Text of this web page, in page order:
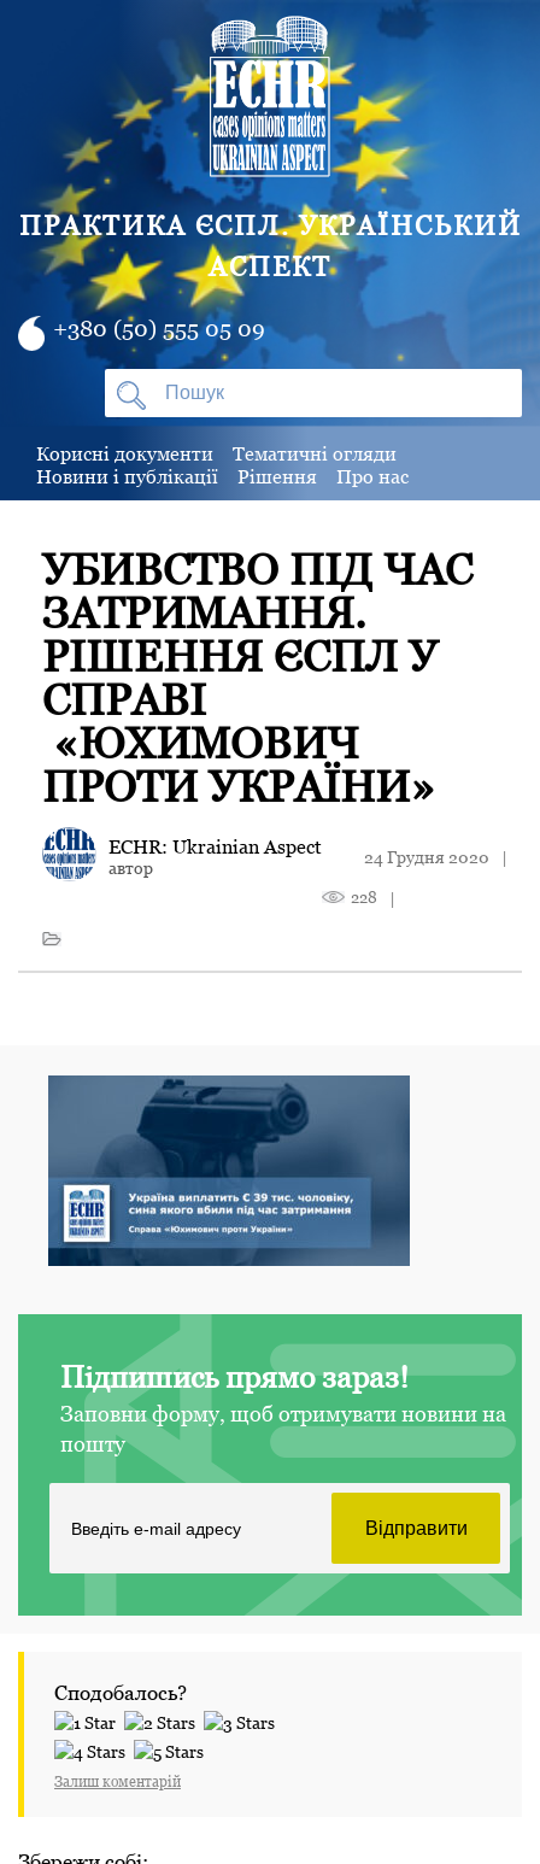
ПРАКТИКА ЄСПЛ. УКРАЇНСЬКИЙ
АСПЕКТ
+380 (50) 555 05 09
Корисні документи
Тематичні огляди
Новини і публікації
Рішення Про нас
УБИВСТВО ПІД ЧАС
ЗАТРИМАННЯ.
РІШЕННЯ ЄСПЛ У
СПРАВІ
«ЮХИМОВИЧ
ПРОТИ УКРАЇНИ»
ECHR: Ukrainian Aspect
автор
24 Грудня 2020 |
228 |
Підпишись прямо зараз!
Заповни форму, щоб отримувати новини на
пошту
Сподобалось?
Залиш коментарій